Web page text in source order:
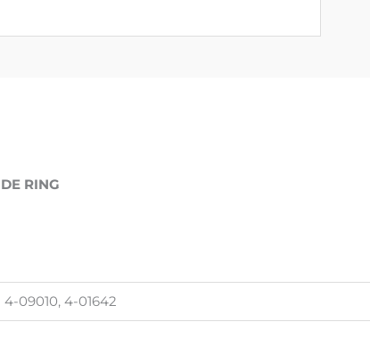
RING
4-09010, 4-01642